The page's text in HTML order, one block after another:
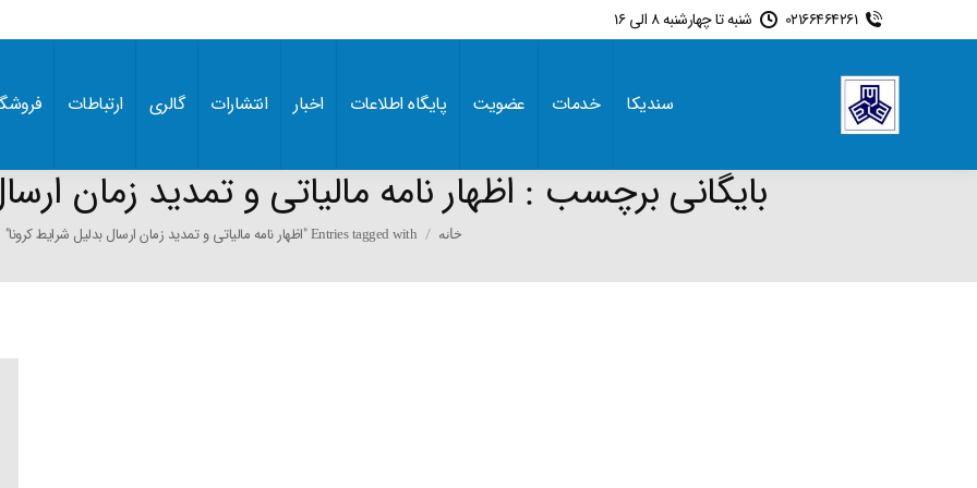
02166464261 شنبه تا چهارشنبه 8 الی 16
سندیکا خدمات عضویت پایگاه اطلاعات اخبار انتشارات گالری ارتباطات
بایگانی برچسب : اظهار نامه مالیاتی و تمدید زمان
You are here:
خانه Entries tagged with "اظهار نامه مالیاتی و تمدید زمان ارسال بدلیل شرایط کرونا"